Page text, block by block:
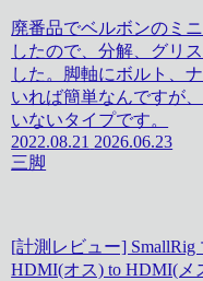
廃番品でベルボンのミ
したので、分解、グリ
した。脚軸にボルト、
いれば簡単なんですが
いないタイプです。
2022.08.21 2026.06.23
三脚
[計測レビュー] SmallRig
HDMI(オス) to HDMI(メ